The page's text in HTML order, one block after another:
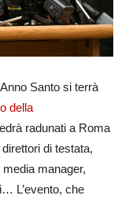
Santo si terrà
della
radunati a Roma
di testata,
manager,
L’evento, che